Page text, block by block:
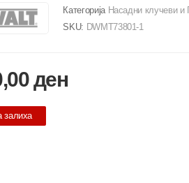
Категорија Насадни клучеви и
SKU: DWMT73801-1
ден
залиха